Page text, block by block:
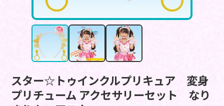
スター☆トゥインクルプリキュア 変身
プリチューム アクセサリーセット なり